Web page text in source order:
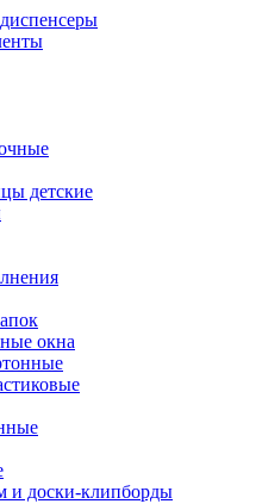
детские
окна
и доски-клипборды